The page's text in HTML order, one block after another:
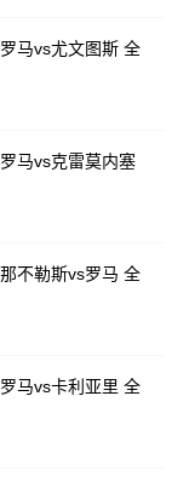
马vs尤文图斯 全
马vs克雷莫内塞
不勒斯vs罗马 全
马vs卡利亚里 全